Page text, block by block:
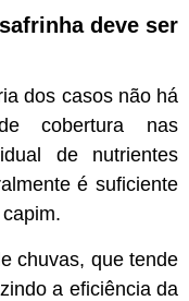
deve ser
dos casos não há
cobertura nas
de nutrientes
é suficiente
chuvas, que tende
a eficiência da